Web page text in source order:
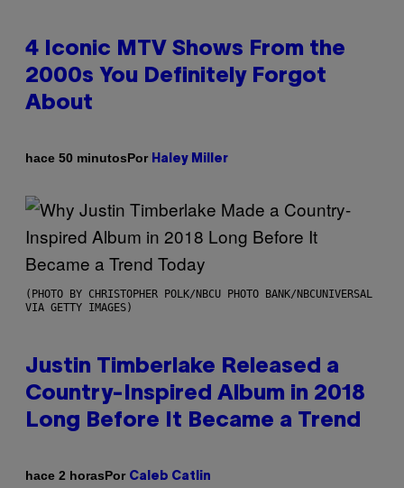
4 Iconic MTV Shows From the
2000s You Definitely Forgot
About
hace 50 minutosPor Haley Miller
(PHOTO BY CHRISTOPHER POLK/NBCU PHOTO BANK/NBCUNIVERSAL
VIA GETTY IMAGES)
Justin Timberlake Released a
Country-Inspired Album in 2018
Long Before It Became a Trend
hace 2 horasPor Caleb Catlin